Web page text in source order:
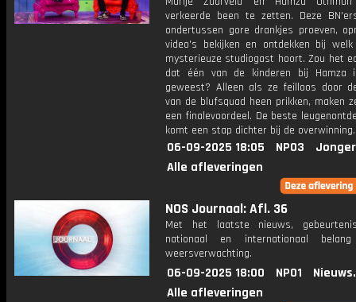
verkeerde been te zetten. Deze
ondertussen gore drankjes proeven,
video's bekijken en ontdekken bij
mysterieuze studiogast hoort. Zou het
dat één van de kinderen bij Hamza
geweest? Alleen als ze feilloos door
van de blufsquad heen prikken, maken
een finalevoordeel. De beste
komt een stap dichter bij de overwinning.
06-09-2025 18:05 NPO3
Alle afleveringen
NOS Journaal: Afl. 36
Met het laatste nieuws,
nationaal en internationaal
weersverwachting.
06-09-2025 18:00 NPO1
Alle afleveringen